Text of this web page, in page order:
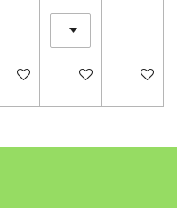
In winkelwagenIn winkelwagen
In